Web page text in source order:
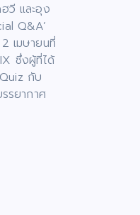
วี และอุง
Q&A’
เมษายนที่
ซึ่งผู้ที่ได้
กับ
รยากาศ